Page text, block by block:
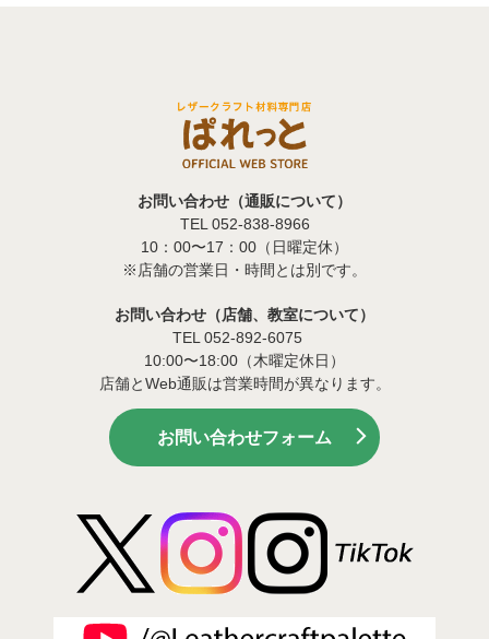
お問い合わせ（通販について）
TEL 052-838-8966
10：00〜17：00（日曜定休）
※店舗の営業日・時間とは別です。
お問い合わせ（店舗、教室について）
TEL 052-892-6075
10:00〜18:00（木曜定休日）
店舗とWeb通販は営業時間が異なります。
お問い合わせフォーム